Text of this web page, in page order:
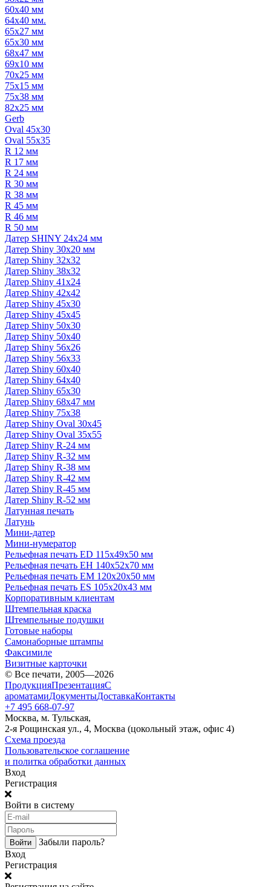
60x40 мм
64x40 мм.
65x27 мм
65x30 мм
68x47 мм
69x10 мм
70x25 мм
75x15 мм
75x38 мм
82x25 мм
Gerb
Oval 45x30
Oval 55x35
R 12 мм
R 17 мм
R 24 мм
R 30 мм
R 38 мм
R 45 мм
R 46 мм
R 50 мм
Датер SHINY 24x24 мм
Датер Shiny 30x20 мм
Датер Shiny 32x32
Датер Shiny 38x32
Датер Shiny 41x24
Датер Shiny 42x42
Датер Shiny 45x30
Датер Shiny 45x45
Датер Shiny 50x30
Датер Shiny 50x40
Датер Shiny 56x26
Датер Shiny 56x33
Датер Shiny 60x40
Датер Shiny 64x40
Датер Shiny 65x30
Датер Shiny 68х47 мм
Датер Shiny 75x38
Датер Shiny Oval 30x45
Датер Shiny Oval 35x55
Датер Shiny R-24 мм
Датер Shiny R-32 мм
Датер Shiny R-38 мм
Датер Shiny R-42 мм
Датер Shiny R-45 мм
Датер Shiny R-52 мм
Латунная печать
Латунь
Мини-датер
Мини-нумератор
Рельефная печать ED 115x49x50 мм
Рельефная печать EH 140x52x70 мм
Рельефная печать EM 120x20x50 мм
Рельефная печать ES 105x20x43 мм
Корпоративным клиентам
Штемпельная краска
Штемпельные подушки
Готовые наборы
Самонаборные штампы
Факсимиле
Визитные карточки
© Все печати, 2005—2026
ПродукцияПрезентацияС
ароматамиДокументыДоставкаКонтакты
+7 495 668-07-97
Москва, м. Тульская,
2-я Рощинская ул., 4, Москва (цокольный этаж, офис 4)
Схема проезда
Пользовательское соглашение
и политка обработки данных
Вход
Регистрация
Войти в систему
Забыли пароль?
Вход
Регистрация